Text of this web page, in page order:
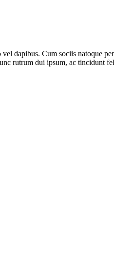
dapibus. Cum sociis natoque
rutrum dui ipsum, ac tincidunt